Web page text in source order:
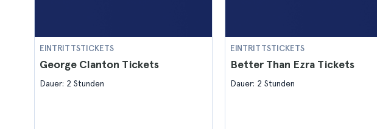
EINTRITTSTICKETS
George Clanton Tickets
Dauer: 2 Stunden
EINTRITTSTICKETS
Better Than Ezra Tickets
Dauer: 2 Stunden